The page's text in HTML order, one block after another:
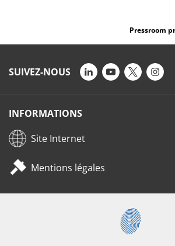
Pressroom
SUIVEZ-NOUS
INFORMATIONS
Site Internet
Mentions légales